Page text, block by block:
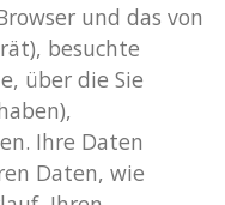
und das von
besuchte
über die Sie
Ihre Daten
Daten, wie